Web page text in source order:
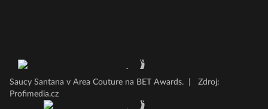
Saucy Santana v Area Couture na BET Awards.
Zdroj:
Profimedia.cz